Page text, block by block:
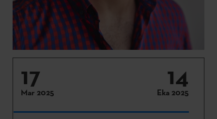
17
Mar 2025
14
Eka 2025